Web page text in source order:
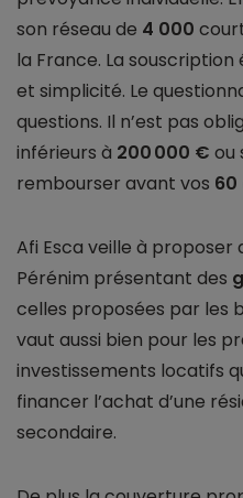
son réseau de 4 000
la France. La
et simplicité. Le
questions. Il n’est pas
inférieurs à 200 000 € ou
rembourser avant vos 60
Afi Esca veille à proposer
Pérénim présentant des
celles proposées par les
vaut aussi bien pour les
investissements locatifs
financer l’achat d’une
secondaire.